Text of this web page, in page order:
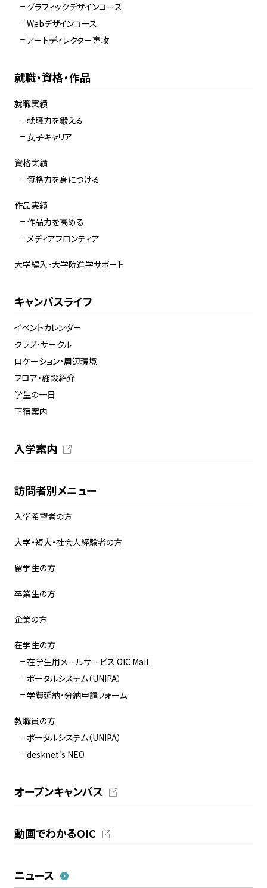
グラフィックデザインコース
Webデザインコース
アートディレクター専攻
就職・資格・作品
就職実績
就職力を鍛える
女子キャリア
資格実績
資格力を身につける
作品実績
作品力を高める
メディアフロンティア
大学編入・大学院進学サポート
キャンパスライフ
イベントカレンダー
クラブ・サークル
ロケーション・周辺環境
フロア・施設紹介
学生の一日
下宿案内
入学案内
訪問者別メニュー
入学希望者の方
大学・短大・社会人経験者の方
留学生の方
卒業生の方
企業の方
在学生の方
在学生用メールサービス OIC Mail
ポータルシステム（UNIPA）
学費延納・分納申請フォーム
教職員の方
ポータルシステム（UNIPA）
desknet's NEO
オープンキャンパス
動画でわかるOIC
ニュース